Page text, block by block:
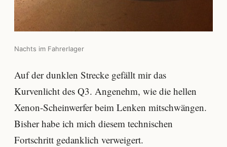
Nachts im Fahrerlager
Auf der dunklen Strecke gefällt mir das
Kurvenlicht des Q3. Angenehm, wie die hellen
Xenon-Scheinwerfer beim Lenken mitschwängen.
Bisher habe ich mich diesem technischen
Fortschritt gedanklich verweigert.